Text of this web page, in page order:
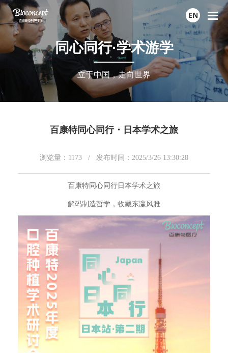
EN
同心同行·学术游学
立于中国，走向世界
百康特同心同行・日本学术之旅
浏览量： 1173 / 发布时间：2025/3/26 13:30:28
百康特同心同行日本学术之旅
解码制造哲学，收藏东瀛风雅